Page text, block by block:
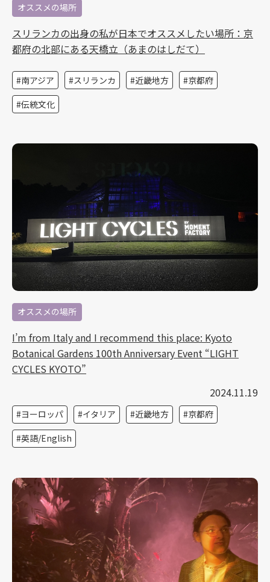
オススメの場所
スリランカの出身の私が日本でオススメしたい場所：京
都府の北部にある天橋立（あまのはしだて）
南アジア スリランカ 近畿地方
京都府
伝統文化
オススメの場所
I’m from Italy and I recommend this place: Kyoto
Botanical Gardens 100th Anniversary Event “LIGHT
CYCLES KYOTO”
2024.11.19
ヨーロッパ イタリア 近畿地方
京都府
英語/English